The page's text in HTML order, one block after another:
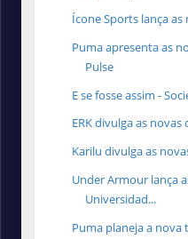
Ícone Sports lança as
Puma apresenta as
Pulse
E se fosse assim -
ERK divulga as novas
Karilu divulga as
Under Armour lança
Universidad...
Puma planeja a nova